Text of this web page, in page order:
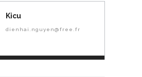
Kicu
dienhai.nguyen@free.fr